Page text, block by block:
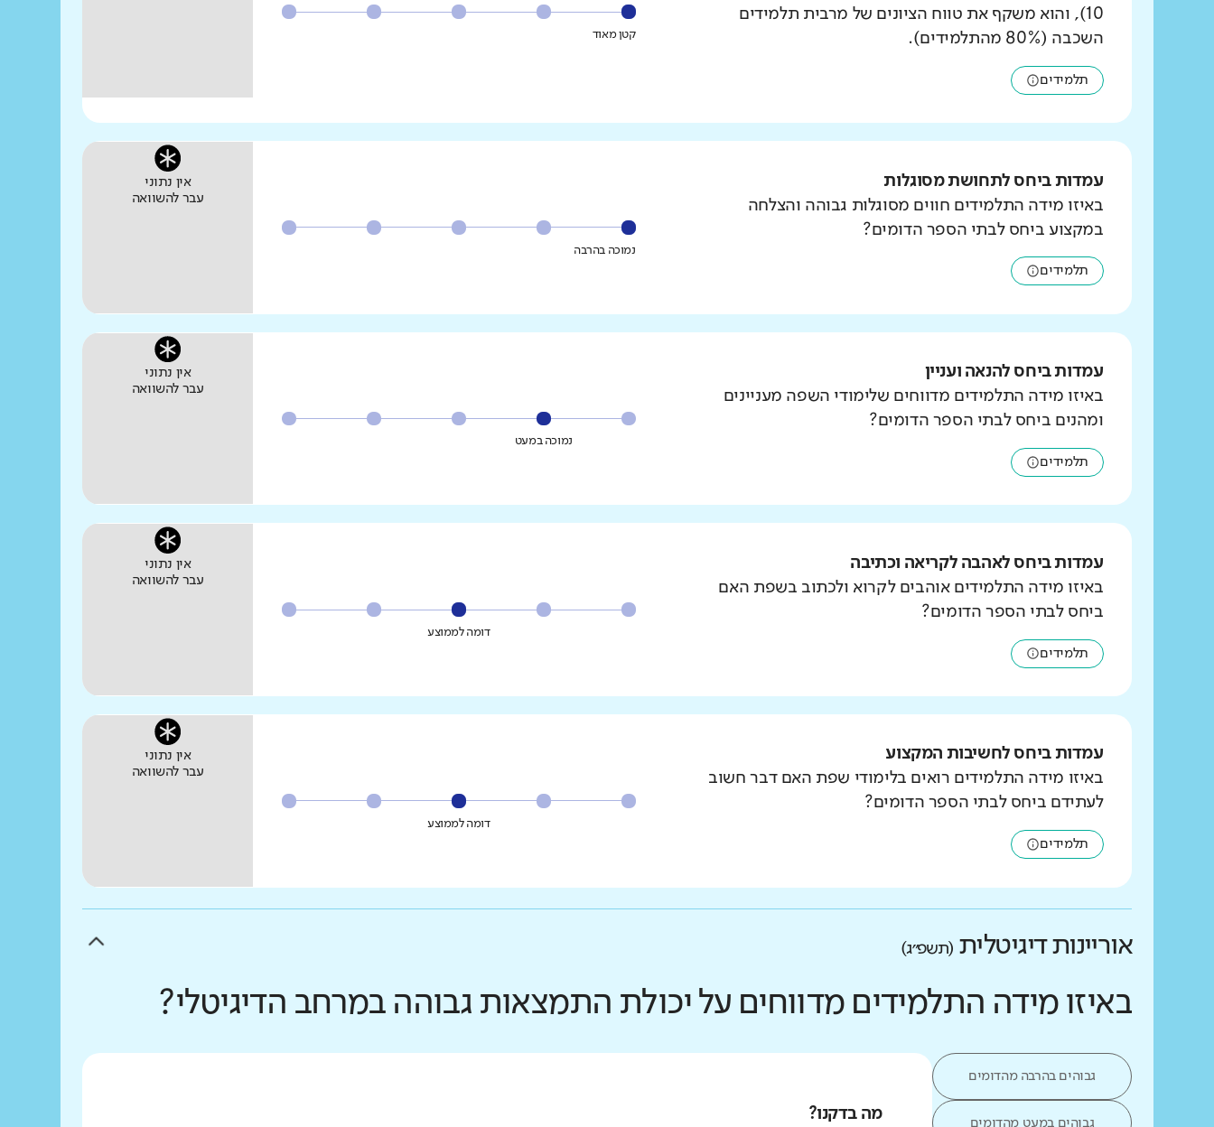
10), והוא משקף את טווח הציונים של מרבית תלמידים
השכבה (80% מהתלמידים).
תלמידים
קטן מאוד
עמדות ביחס לתחושת מסוגלות
באיזו מידה התלמידים חווים מסוגלות גבוהה והצלחה
במקצוע ביחס לבתי הספר הדומים?
תלמידים
נמוכה בהרבה
אין נתוני
עבר להשוואה
עמדות ביחס להנאה ועניין
באיזו מידה התלמידים מדווחים שלימודי השפה מעניינים
ומהנים ביחס לבתי הספר הדומים?
תלמידים
נמוכה במעט
אין נתוני
עבר להשוואה
עמדות ביחס לאהבה לקריאה וכתיבה
באיזו מידה התלמידים אוהבים לקרוא ולכתוב בשפת האם
ביחס לבתי הספר הדומים?
תלמידים
דומה לממוצע
אין נתוני
עבר להשוואה
עמדות ביחס לחשיבות המקצוע
באיזו מידה התלמידים רואים בלימודי שפת האם דבר חשוב
לעתידם ביחס לבתי הספר הדומים?
תלמידים
דומה לממוצע
אין נתוני
עבר להשוואה
אוריינות דיגיטלית (תשפ״ג)
באיזו מידה התלמידים מדווחים על יכולת התמצאות גבוהה במרחב הדיגיטלי?
גבוהים בהרבה מהדומים
גבוהים במעט מהדומים מה בדקנו?